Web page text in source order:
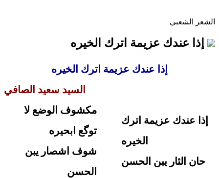
الشعر الشعبي
إذا عندك عزيمة اترك الخيره
إذا عندك عزيمة اترك الخيره
السيد سعيد الصافي
إذا عندك عزيمة اترك
الخيره
حان الثار يبن الحسن
مكشوف الوضع لا
توگع ابحيره
شوف اشصار يبن
الحسن